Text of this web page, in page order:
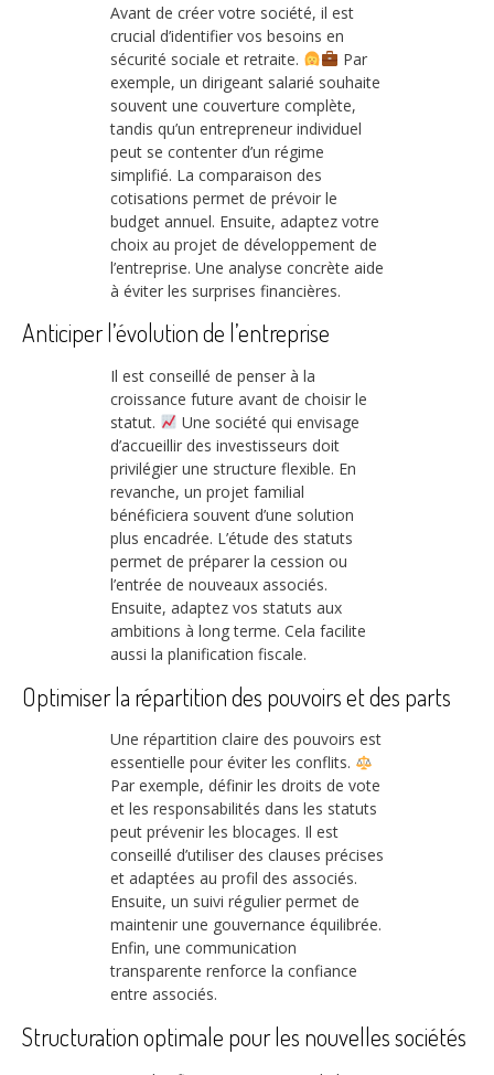
Avant de créer votre société, il est
crucial d’identifier vos besoins en
sécurité sociale et retraite.
Par
exemple, un dirigeant salarié souhaite
souvent une couverture complète,
tandis qu’un entrepreneur individuel
peut se contenter d’un régime
simplifié. La comparaison des
cotisations permet de prévoir le
budget annuel. Ensuite, adaptez votre
choix au projet de développement de
l’entreprise. Une analyse concrète aide
à éviter les surprises financières.
Anticiper l’évolution de l’entreprise
Il est conseillé de penser à la
croissance future avant de choisir le
statut.
Une société qui envisage
d’accueillir des investisseurs doit
privilégier une structure flexible. En
revanche, un projet familial
bénéficiera souvent d’une solution
plus encadrée. L’étude des statuts
permet de préparer la cession ou
l’entrée de nouveaux associés.
Ensuite, adaptez vos statuts aux
ambitions à long terme. Cela facilite
aussi la planification fiscale.
Optimiser la répartition des pouvoirs et des parts
Une répartition claire des pouvoirs est
essentielle pour éviter les conflits.
Par exemple, définir les droits de vote
et les responsabilités dans les statuts
peut prévenir les blocages. Il est
conseillé d’utiliser des clauses précises
et adaptées au profil des associés.
Ensuite, un suivi régulier permet de
maintenir une gouvernance équilibrée.
Enfin, une communication
transparente renforce la confiance
entre associés.
Structuration optimale pour les nouvelles sociétés